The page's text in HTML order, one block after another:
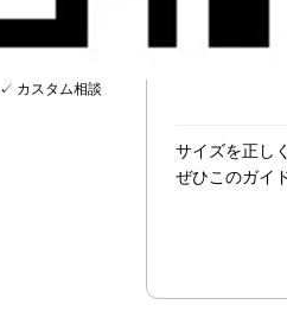
✓ カスタム相談
サイズを正し
ぜひこのガイ